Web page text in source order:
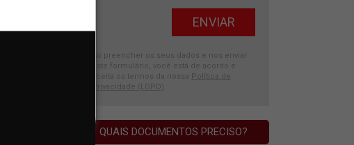
Ao preencher os seus dados e nos enviar
este formulário, você está de acordo e
aceita os termos da nossa
Política de
Privacidade (LGPD)
QUAIS DOCUMENTOS PRECISO?